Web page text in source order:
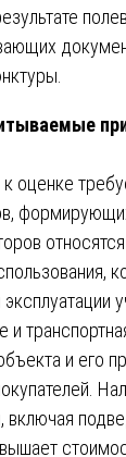
оценке
и его
включая